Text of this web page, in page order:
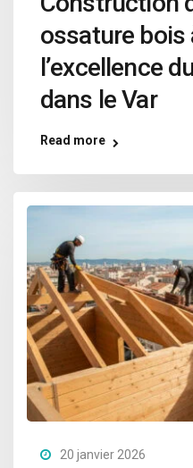
ossature bois
l’excellence
dans le Var
Read more
20 janvier 2026